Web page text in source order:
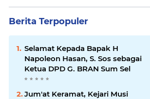
Berita Terpopuler
Selamat Kepada Bapak H
Napoleon Hasan, S. Sos sebagai
Ketua DPD G. BRAN Sum Sel
Jum'at Keramat, Kejari Musi